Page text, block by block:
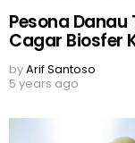
Pesona
Cagar Biosfer
byArif Santoso
5 years ago